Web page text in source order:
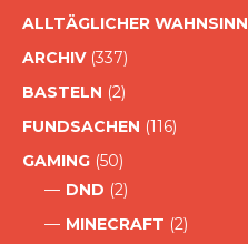
ALLTÄGLICHER WAHNSINN
ARCHIV(337)
BASTELN (2)
FUNDSACHEN (116)
GAMING (50)
DND (2)
MINECRAFT (2)